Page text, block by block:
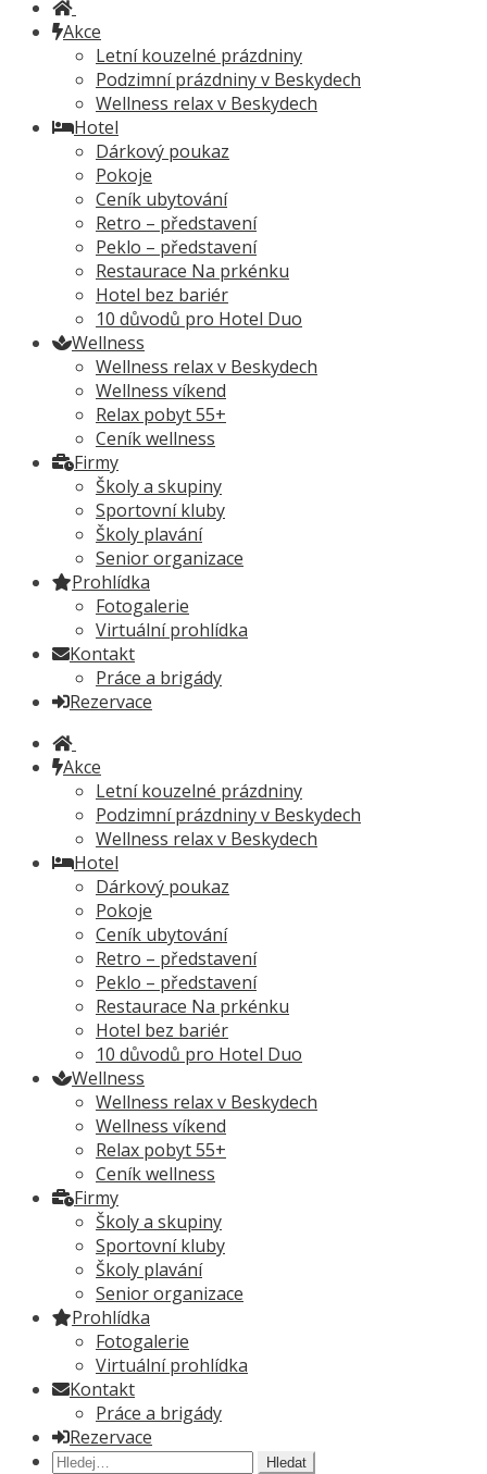
webu
Akce
Letní kouzelné prázdniny
Podzimní prázdniny v Beskydech
Wellness relax v Beskydech
Hotel
Dárkový poukaz
Pokoje
Ceník ubytování
Retro – představení
Peklo – představení
Restaurace Na prkénku
Hotel bez bariér
10 důvodů pro Hotel Duo
Wellness
Wellness relax v Beskydech
Wellness víkend
Relax pobyt 55+
Ceník wellness
Firmy
Školy a skupiny
Sportovní kluby
Školy plavání
Senior organizace
Prohlídka
Fotogalerie
Virtuální prohlídka
Kontakt
Práce a brigády
Rezervace
Akce
Letní kouzelné prázdniny
Podzimní prázdniny v Beskydech
Wellness relax v Beskydech
Hotel
Dárkový poukaz
Pokoje
Ceník ubytování
Retro – představení
Peklo – představení
Restaurace Na prkénku
Hotel bez bariér
10 důvodů pro Hotel Duo
Wellness
Wellness relax v Beskydech
Wellness víkend
Relax pobyt 55+
Ceník wellness
Firmy
Školy a skupiny
Sportovní kluby
Školy plavání
Senior organizace
Prohlídka
Fotogalerie
Virtuální prohlídka
Kontakt
Práce a brigády
Rezervace
Hledat: